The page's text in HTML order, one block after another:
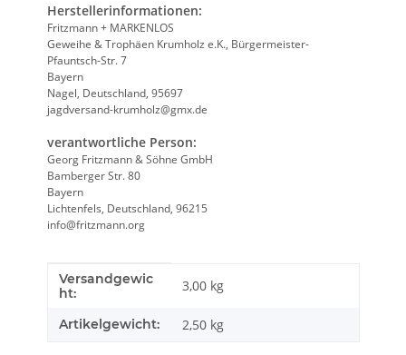
Herstellerinformationen:
Fritzmann + MARKENLOS
Geweihe & Trophäen Krumholz e.K., Bürgermeister-
Pfauntsch-Str. 7
Bayern
Nagel, Deutschland, 95697
jagdversand-krumholz@gmx.de
verantwortliche Person:
Georg Fritzmann & Söhne GmbH
Bamberger Str. 80
Bayern
Lichtenfels, Deutschland, 96215
info@fritzmann.org
Produkteigenschaft
Wert
Versandgewic
ht:
3,00 kg
Artikelgewicht: 2,50 kg